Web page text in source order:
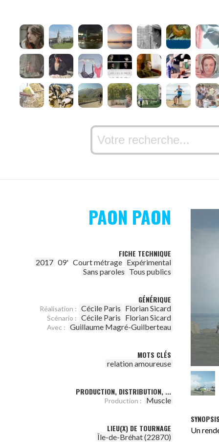
PAON PAON
FICHE TECHNIQUE
2017 09' Court métrage Expérimental
Sans paroles Tous publics
GÉNÉRIQUE
Réalisation : Cécile Paris Florian Sicard
Scénario : Cécile Paris Florian Sicard
Avec : Guillaume Magré-Guilberteau
MOTS CLÉS
relation amoureuse
PRODUCTION, DISTRIBUTION, ...
Production : Muscle
LIEU(X) DE TOURNAGE
Île-de-Bréhat (22870)
Un